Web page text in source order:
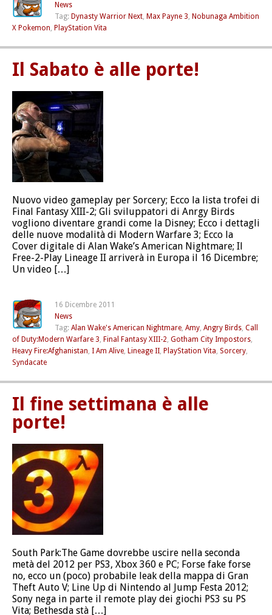
News
Tag: Dynasty Warrior Next, Max Payne 3, Nobunaga Ambition
X Pokemon, PlayStation Vita
Il Sabato è alle porte!
Nuovo video gameplay per Sorcery; Ecco la lista trofei di
Final Fantasy XIII-2; Gli sviluppatori di Anrgy Birds
vogliono diventare grandi come la Disney; Ecco i dettagli
delle nuove modalità di Modern Warfare 3; Ecco la
Cover digitale di Alan Wake’s American Nightmare; Il
Free-2-Play Lineage II arriverà in Europa il 16 Dicembre;
Un video […]
16 Dicembre 2011
News
Tag: Alan Wake's American Nightmare, Amy, Angry Birds, Call
of Duty:Modern Warfare 3, Final Fantasy XIII-2, Gotham City Impostors,
Heavy Fire:Afghanistan, I Am Alive, Lineage II, PlayStation Vita, Sorcery,
Syndacate
Il fine settimana è alle
porte!
South Park:The Game dovrebbe uscire nella seconda
metà del 2012 per PS3, Xbox 360 e PC; Forse fake forse
no, ecco un (poco) probabile leak della mappa di Gran
Theft Auto V; Line Up di Nintendo al Jump Festa 2012;
Sony nega in parte il remote play dei giochi PS3 su PS
Vita; Bethesda stà […]